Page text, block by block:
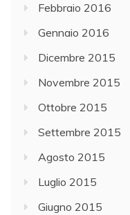
Febbraio 2016
Gennaio 2016
Dicembre 2015
Novembre 2015
Ottobre 2015
Settembre 2015
Agosto 2015
Luglio 2015
Giugno 2015